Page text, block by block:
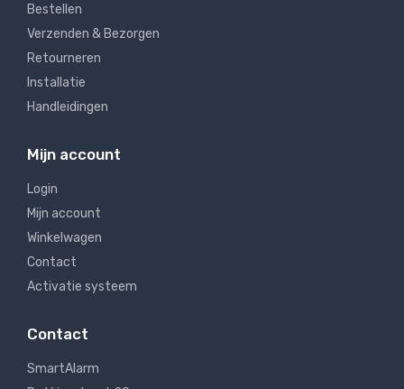
Bestellen
Verzenden & Bezorgen
Retourneren
Installatie
Handleidingen
Mijn account
Login
Mijn account
Winkelwagen
Contact
Activatie systeem
Contact
SmartAlarm